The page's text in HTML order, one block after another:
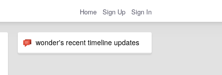
Home Sign Up Sign In
wonder's recent timeline updates